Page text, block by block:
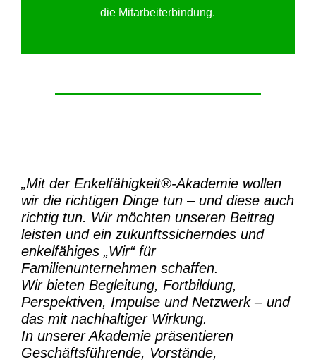
die Mitarbeiterbindung.
„Mit der Enkelfähigkeit®-Akademiewollen
wir die richtigen Dinge tun – und diese auch
richtig tun. Wir möchten unseren Beitrag
leisten und ein zukunftssicherndes und
enkelfähiges „Wir“ für
Familienunternehmen schaffen.
Wir bieten Begleitung, Fortbildung,
Perspektiven, Impulse und Netzwerk – und
das mit nachhaltiger Wirkung.
In unserer Akademie präsentieren
Geschäftsführende, Vorstände,